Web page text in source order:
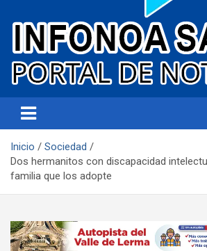
Infonoa Salta
Inicio
Sociedad
Dos hermanitos con discapacidad
familia que los adopte